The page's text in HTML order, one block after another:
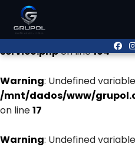
Warning
/mnt/dados/www/
servico.phpon line104
Warning: Undefined
/mnt/dados/www/
on line17
Warning: Undefined